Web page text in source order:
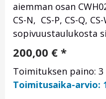
aiemman osan
CS-N, CS-P, CS-Q,
sopivuustaulukosta
200,00 € *
Toimituksen paino: 3
Toimitusaika-arvio: